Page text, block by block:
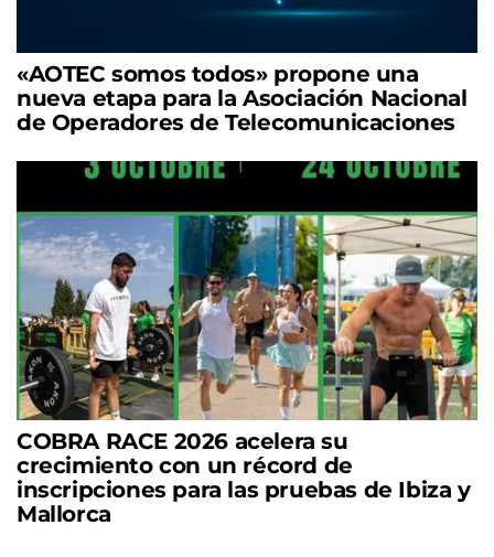
«AOTEC somos todos» propone una
nueva etapa para la Asociación Nacional
de Operadores de Telecomunicaciones
COBRA RACE 2026 acelera su
crecimiento con un récord de
inscripciones para las pruebas de Ibiza y
Mallorca